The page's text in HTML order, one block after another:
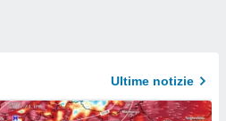
Ultime notizie